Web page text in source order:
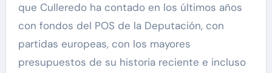
que Culleredo ha contado en los últimos años
con fondos del POS de la Deputación, con
partidas europeas, con los mayores
presupuestos de su historia reciente e incluso